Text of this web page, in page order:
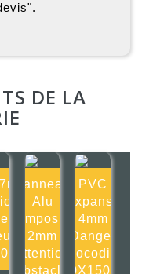
DE LA
en
Panneau
Alu
composite
2mm
Attention
obstacle
PVC
Expansé
4mm
Danger
crocodile
150X150mm